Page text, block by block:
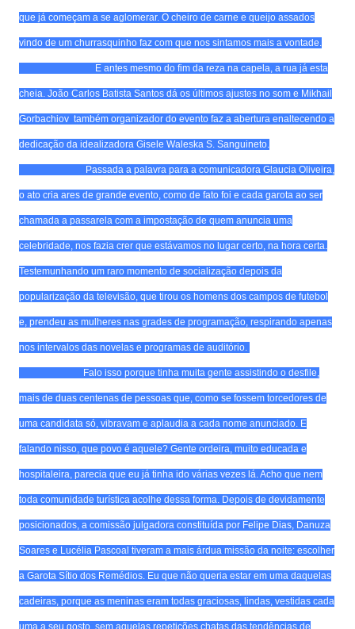
que já começam a se aglomerar. O cheiro de carne e queijo assados
vindo de um churrasquinho faz com que nos sintamos mais a vontade.
E antes mesmo do fim da reza na capela, a rua já esta
cheia. João Carlos Batista Santos dá os últimos ajustes no som e Mikhail
Gorbachiov também organizador do evento faz a abertura enaltecendo a
dedicação da idealizadora Gisele Waleska S. Sanguineto.
Passada a palavra para a comunicadora Glaucia Oliveira,
o ato cria ares de grande evento, como de fato foi e cada garota ao ser
chamada a passarela com a impostação de quem anuncia uma
celebridade, nos fazia crer que estávamos no lugar certo, na hora certa.
Testemunhando um raro momento de socialização depois da
popularização da televisão, que tirou os homens dos campos de futebol
e, prendeu as mulheres nas grades de programação, respirando apenas
nos intervalos das novelas e programas de auditório.
Falo isso porque tinha muita gente assistindo o desfile,
mais de duas centenas de pessoas que, como se fossem torcedores de
uma candidata só, vibravam e aplaudia a cada nome anunciado. E
falando nisso, que povo é aquele? Gente ordeira, muito educada e
hospitaleira, parecia que eu já tinha ido várias vezes lá. Acho que nem
toda comunidade turística acolhe dessa forma. Depois de devidamente
posicionados, a comissão julgadora constituída por Felipe Dias, Danuza
Soares e Lucélia Pascoal tiveram a mais árdua missão da noite: escolher
a Garota Sítio dos Remédios. Eu que não queria estar em uma daquelas
cadeiras, porque as meninas eram todas graciosas, lindas, vestidas cada
uma a seu gosto, sem aquelas repetições chatas das tendências de